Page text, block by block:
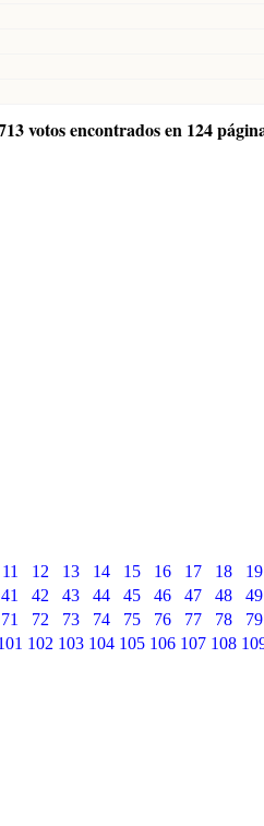
votos encontrados en 124
11 12 13 14 15 16 17 18 19
41 42 43 44 45 46 47 48 49
71 72 73 74 75 76 77 78 79
102 103 104 105 106 107 108